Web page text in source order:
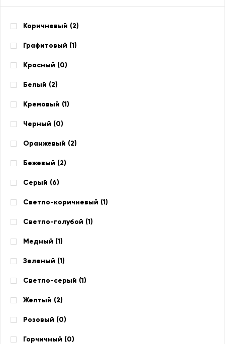
Коричневый (2)
Графитовый (1)
Красный (0)
Белый (2)
Кремовый (1)
Черный (0)
Оранжевый (2)
Бежевый (2)
Серый (6)
Светло-коричневый (1)
Светло-голубой (1)
Медный (1)
Зеленый (1)
Светло-серый (1)
Желтый (2)
Розовый (0)
Горчичный (0)